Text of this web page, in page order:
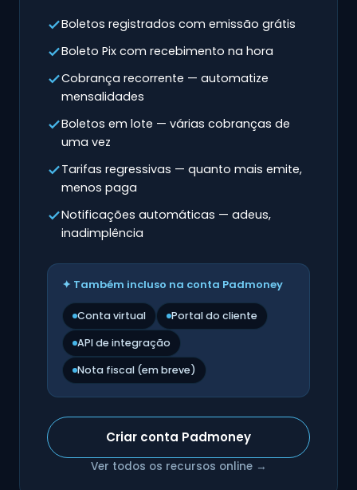
Boletos registrados com emissão grátis
Boleto Pix com recebimento na hora
Cobrança recorrente — automatize
mensalidades
Boletos em lote — várias cobranças de
uma vez
Tarifas regressivas — quanto mais emite,
menos paga
Notificações automáticas — adeus,
inadimplência
✦ Também incluso na conta Padmoney
Conta virtual
Portal do cliente
API de integração
Nota fiscal (em breve)
Criar conta Padmoney
Ver todos os recursos online →